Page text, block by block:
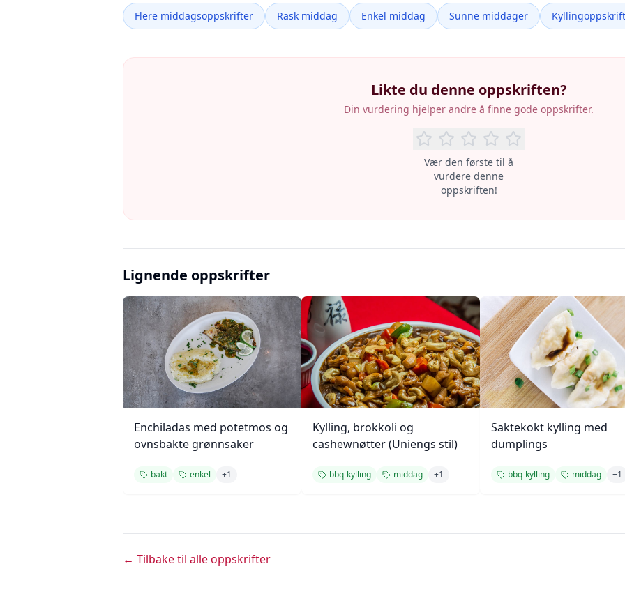
Flere middagsoppskrifter Rask middag Enkel middag Sunne middager
Likte du denne oppskriften?
Din vurdering hjelper andre å finne gode oppskrifter.
Vær den første til å
vurdere denne
oppskriften!
Lignende oppskrifter
Enchiladas med potetmos og
ovnsbakte grønnsaker
bakt enkel +1
Kylling, brokkoli og
cashewnøtter (Uniengs stil)
bbq-kylling middag +1
Saktekokt kylling med
dumplings
bbq-kylling middag +1
← Tilbake til alle oppskrifter